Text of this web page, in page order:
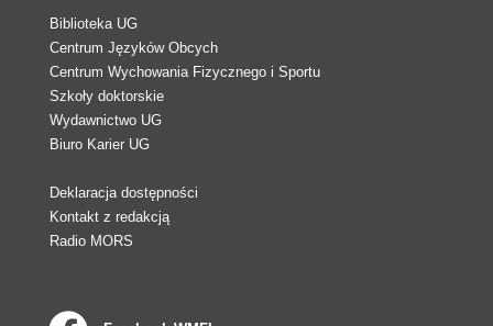
Biblioteka UG
Centrum Języków Obcych
Centrum Wychowania Fizycznego i Sportu
Szkoły doktorskie
Wydawnictwo UG
Biuro Karier UG
Deklaracja dostępności
Kontakt z redakcją
Radio MORS